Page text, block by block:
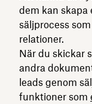
dem kan skapa
säljprocess
relationer.
När du skickar
andra
leads genom
funktioner som